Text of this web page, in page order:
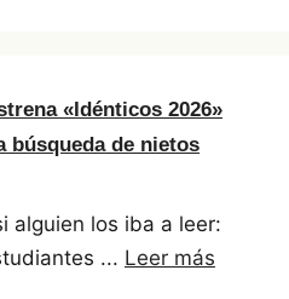
«Idénticos 2026»
búsqueda de nietos
alguien los iba a leer:
... Leer más